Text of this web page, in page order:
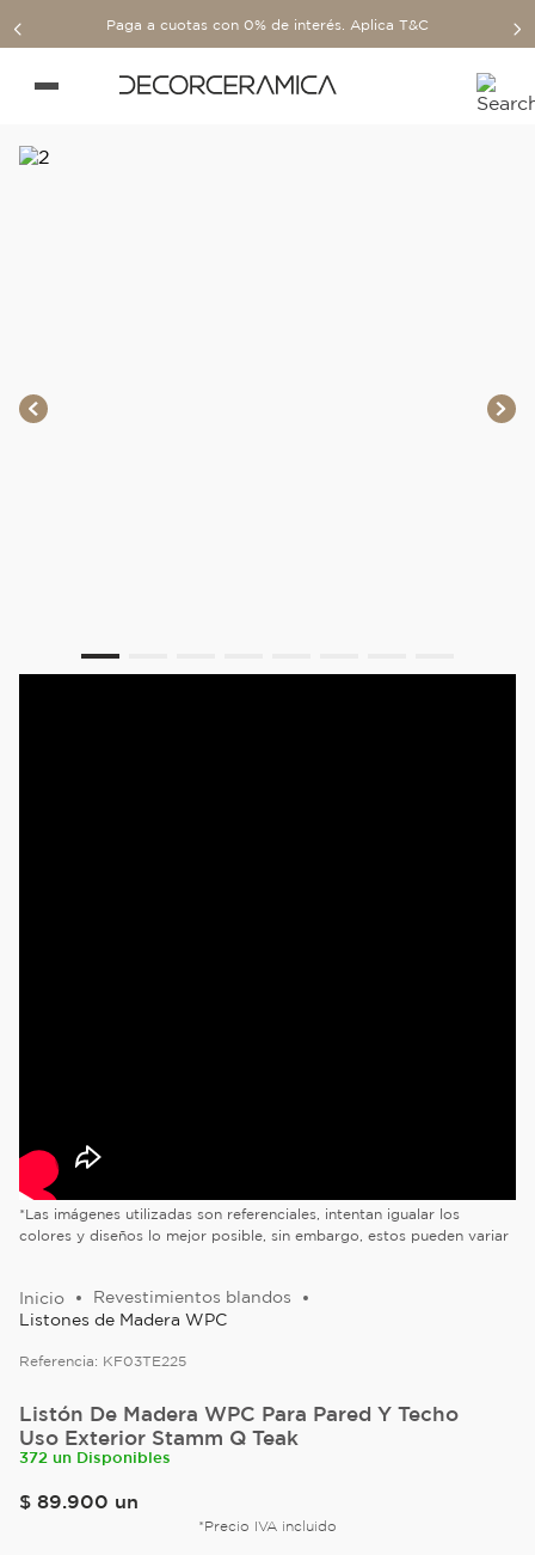
Paga a cuotas con 0% de interés. Aplica T&C
*Las imágenes utilizadas son referenciales, intentan igualar los
colores y diseños lo mejor posible, sin embargo, estos pueden variar
Revestimientos blandos
Listones de Madera WPC
Referencia: KF03TE225
Listón De Madera WPC Para Pared Y Techo
Uso Exterior Stamm Q Teak
372 un Disponibles
$ 89.900 un
*Precio IVA incluido